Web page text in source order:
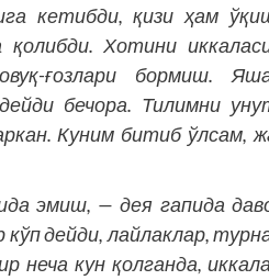
кетибди, қизи ҳам
Хотини
ғозлари бормиш.
бечора. Тилимни
Куним битиб ўлсам,
эмиш, — дея гапида
кўп дейди, лайлаклар,
неча кун қолганда,